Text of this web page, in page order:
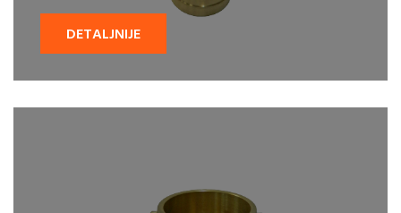
DETALJNIJE